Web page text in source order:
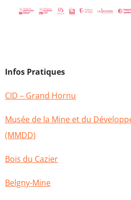
Infos Pratiques
CID – Grand Hornu
Musée de la Mine et du
(MMDD)
Bois du Cazier
Belgny-Mine